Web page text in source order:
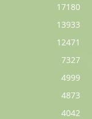
17180
13933
12471
7327
4999
4873
4042